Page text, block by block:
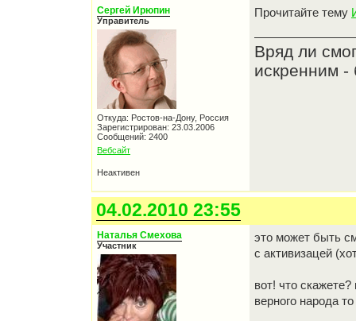
Сергей Ирюпин
Управитель
Откуда: Ростов-на-Дону, Россия
Зарегистрирован: 23.03.2006
Сообщений: 2400
Вебсайт
Прочитайте тему
Вряд ли
искренним -
Неактивен
04.02.2010 23:55
Наталья Смехова
Участник
это может быть
с активизацей
вот! что
верного народа